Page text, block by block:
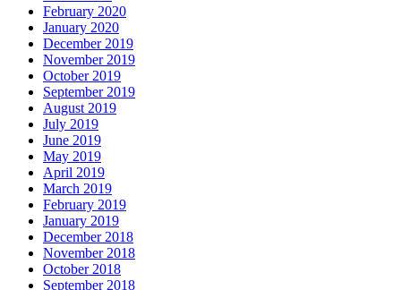
February 2020
January 2020
December 2019
November 2019
October 2019
September 2019
August 2019
July 2019
June 2019
May 2019
April 2019
March 2019
February 2019
January 2019
December 2018
November 2018
October 2018
September 2018